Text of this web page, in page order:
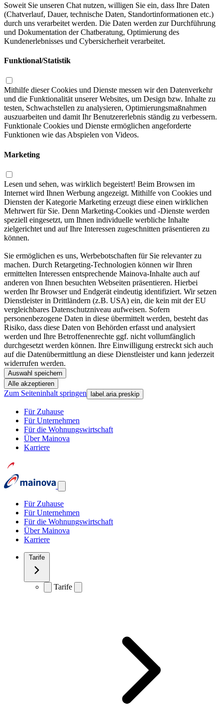
Soweit Sie unseren Chat nutzen, willigen Sie ein, dass Ihre Daten
(Chatverlauf, Dauer, technische Daten, Standortinformationen etc.)
durch uns verarbeitet werden. Die Daten werden zur Durchführung
und Dokumentation der Chatberatung, Optimierung des
Kundenerlebnisses und Cybersicherheit verarbeitet.
Funktional/Statistik
Mithilfe dieser Cookies und Dienste messen wir den Datenverkehr
und die Funktionalität unserer Websites, um Design bzw. Inhalte zu
testen, Schwachstellen zu analysieren, Optimierungsmaßnahmen
auszuarbeiten und damit Ihr Benutzererlebnis ständig zu verbessern.
Funktionale Cookies und Dienste ermöglichen angeforderte
Funktionen wie das Abspielen von Videos.
Marketing
Lesen und sehen, was wirklich begeistert! Beim Browsen im
Internet wird Ihnen Werbung angezeigt. Mithilfe von Cookies und
Diensten der Kategorie Marketing erzeugt diese einen wirklichen
Mehrwert für Sie. Denn Marketing-Cookies und -Dienste werden
speziell eingesetzt, um Ihnen individuelle werbliche Inhalte
zielgerichtet und auf Ihre Interessen zugeschnitten präsentieren zu
können.
Sie ermöglichen es uns, Werbebotschaften für Sie relevanter zu
machen. Durch Retargeting-Technologien können wir Ihren
ermittelten Interessen entsprechende Mainova-Inhalte auch auf
anderen von Ihnen besuchten Webseiten präsentieren. Hierbei
werden Ihr Browser und Endgerät eindeutig identifiziert. Wir setzen
Dienstleister in Drittländern (z.B. USA) ein, die kein mit der EU
vergleichbares Datenschutzniveau aufweisen. Sofern
personenbezogene Daten in diese übermittelt werden, besteht das
Risiko, dass diese Daten von Behörden erfasst und analysiert
werden und Ihre Betroffenenrechte ggf. nicht vollumfänglich
durchgesetzt werden können. Ihre Einwilligung erstreckt sich auch
auf die Datenübermittlung an diese Dienstleister und kann jederzeit
widerrufen werden.
Auswahl speichern
Alle akzeptieren
label.aria.preskip
Zum Seiteninhalt springen
Für Zuhause
Für Unternehmen
Für die Wohnungswirtschaft
Über Mainova
Karriere
Für Zuhause
Für Unternehmen
Für die Wohnungswirtschaft
Über Mainova
Karriere
Tarife
Tarife